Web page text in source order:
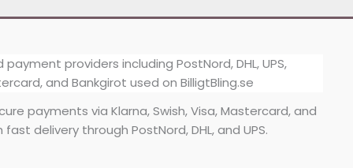
payments via Klarna, Swish, Visa, Mastercard, and
delivery through PostNord, DHL, and UPS.